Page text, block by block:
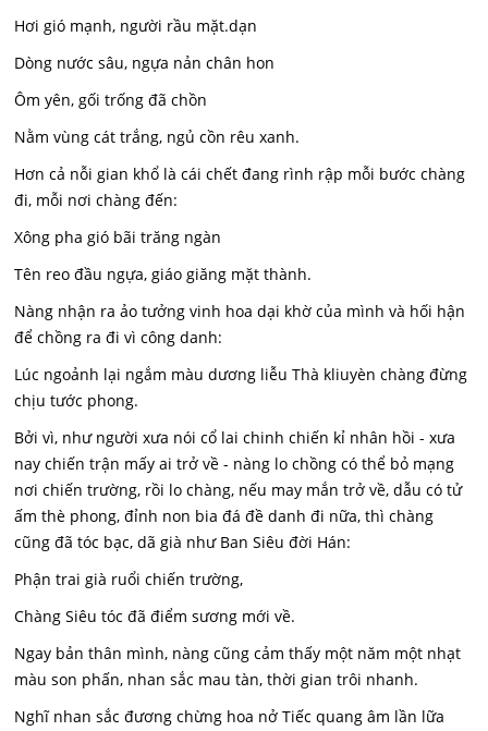
Hơi gió mạnh, người rầu mặt.dạn
Dòng nước sâu, ngựa nản chân hon
Ôm yên, gối trống đã chồn
Nằm vùng cát trắng, ngủ cồn rêu xanh.
Hơn cả nỗi gian khổ là cái chết đang rình rập mỗi bước chàng
đi, mỗi nơi chàng đến:
Xông pha gió bãi trăng ngàn
Tên reo đầu ngựa, giáo giăng mặt thành.
Nàng nhận ra ảo tưởng vinh hoa dại khờ của mình và hối hận
để chồng ra đi vì công danh:
Lúc ngoảnh lại ngắm màu dương liễu Thà kliuyèn chàng đừng
chịu tước phong.
Bởi vì, như người xưa nói cổ lai chinh chiến kỉ nhân hồi - xưa
nay chiến trận mấy ai trở về - nàng lo chồng có thể bỏ mạng
nơi chiến trường, rồi lo chàng, nếu may mắn trở về, dẫu có tử
ấm thè phong, đỉnh non bia đá đề danh đi nữa, thì chàng
cũng đã tóc bạc, dã già như Ban Siêu đời Hán:
Phận trai già ruổi chiến trường,
Chàng Siêu tóc đã điểm sương mới về.
Ngay bản thân mình, nàng cũng cảm thấy một năm một nhạt
màu son phấn, nhan sắc mau tàn, thời gian trôi nhanh.
Nghĩ nhan sắc đương chừng hoa nở Tiếc quang âm lần lữa